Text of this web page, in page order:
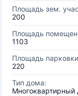
Площадь зем.
200
Площадь
1103
Площадь
220
Тип дома:
Многоквартирный